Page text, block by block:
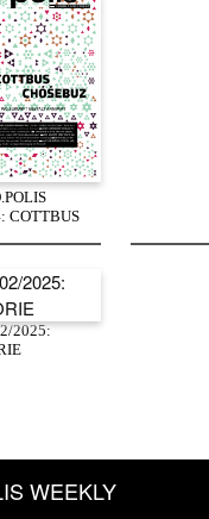
COTTBUS
2025:
WEEKLY